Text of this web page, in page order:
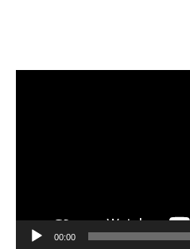
00:00